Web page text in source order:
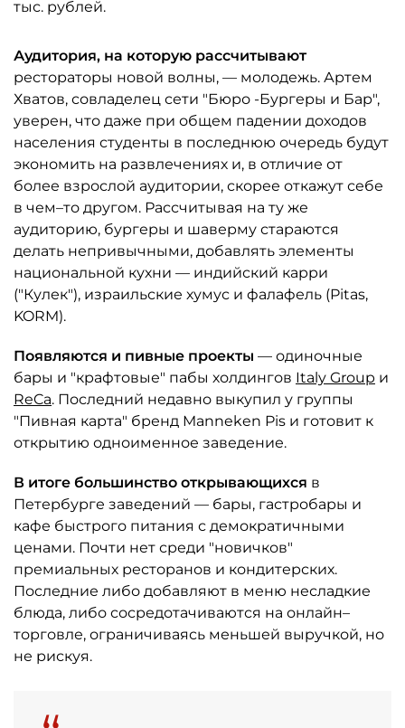
тыс. рублей.
Аудитория, на которую рассчитывают
рестораторы новой волны, — молодежь. Артем
Хватов, совладелец сети "Бюро -Бургеры и Бар",
уверен, что даже при общем падении доходов
населения студенты в последнюю очередь будут
экономить на развлечениях и, в отличие от
более взрослой аудитории, скорее откажут себе
в чем–то другом. Рассчитывая на ту же
аудиторию, бургеры и шаверму стараются
делать непривычными, добавлять элементы
национальной кухни — индийский карри
("Кулек"), израильские хумус и фалафель (Pitas,
KORM).
Появляются и пивные проекты — одиночные
бары и "крафтовые" пабы холдингов Italy Group и
ReCa. Последний недавно выкупил у группы
"Пивная карта" бренд Manneken Pis и готовит к
открытию одноименное заведение.
В итоге большинство открывающихся в
Петербурге заведений — бары, гастробары и
кафе быстрого питания с демократичными
ценами. Почти нет среди "новичков"
премиальных ресторанов и кондитерских.
Последние либо добавляют в меню несладкие
блюда, либо сосредотачиваются на онлайн–
торговле, ограничиваясь меньшей выручкой, но
не рискуя.